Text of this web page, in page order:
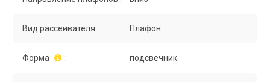
Вид рассеивателя : Плафон
Форма : подсвечник